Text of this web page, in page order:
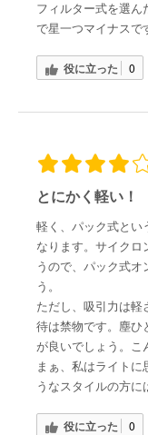
フィルター式を選ん
で星一つマイナスで
役に立った 0
とにかく軽い！
軽く、パック式とい
なります。サイクロ
うので、パック式オ
う。
ただし、吸引力は軽
待は禁物です。塵ひ
が良いでしょう。こ
まぁ、私はライトに
うなスタイルの方に
役に立った 0